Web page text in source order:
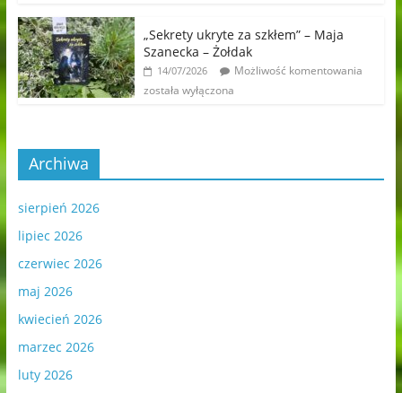
„Sekrety ukryte za szkłem” – Maja
Szanecka – Żołdak
14/07/2026
Możliwość komentowania
została wyłączona
Archiwa
sierpień 2026
lipiec 2026
czerwiec 2026
maj 2026
kwiecień 2026
marzec 2026
luty 2026